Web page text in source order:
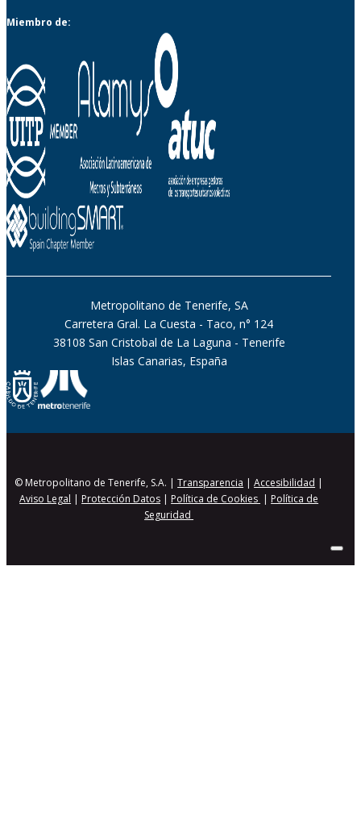
Miembro de:
Metropolitano de Tenerife, SA
Carretera Gral. La Cuesta - Taco, n° 124
38108 San Cristobal de La Laguna - Tenerife
Islas Canarias, España
© Metropolitano de Tenerife, S.A. |Transparencia |Accesibilidad |
Aviso Legal | Protección Datos | Política de Cookies | Política de
Seguridad